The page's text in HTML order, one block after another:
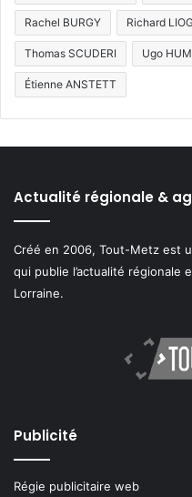
Rachel BURGY Richard
Thomas SCUDERI Ugo
Étienne ANSTETT
Actualité régionale &
Créé en 2006, Tout-Metz est
qui publie l’actualité régionale
Lorraine.
Publicité
Régie publicitaire web